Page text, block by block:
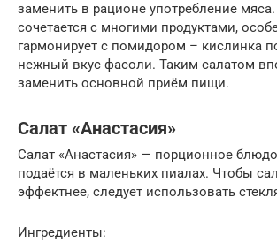
заменить в рационе употребление
сочетается с многими продуктами,
гармонирует с помидором – кислинка
нежный вкус фасоли. Таким салатом
заменить основной приём пищи.
Салат «Анастасия»
Салат «Анастасия» — порционное
подаётся в маленьких пиалах. Чтобы
эффектнее, следует использовать
Ингредиенты: